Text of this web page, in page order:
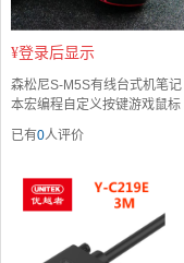
¥登录后显示
森松尼S-M5S有线台式机笔记
本宏编程自定义按键游戏鼠标
已有0人评价